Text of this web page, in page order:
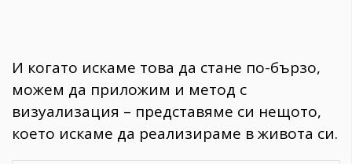
И когато искаме това да стане по-бързо,
можем да приложим и метод с
визуализация – представяме си нещото,
което искаме да реализираме в живота си.